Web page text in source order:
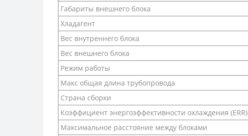
Габариты внешнего блока
Хладагент
Вес внутреннего блока
Вес внешнего блока
Режим работы
Макс общая длина трубопровода
Страна сборки
Коэффициент энергоэффективности охлаждения (ERR)
Максимальное расстояние между блоками